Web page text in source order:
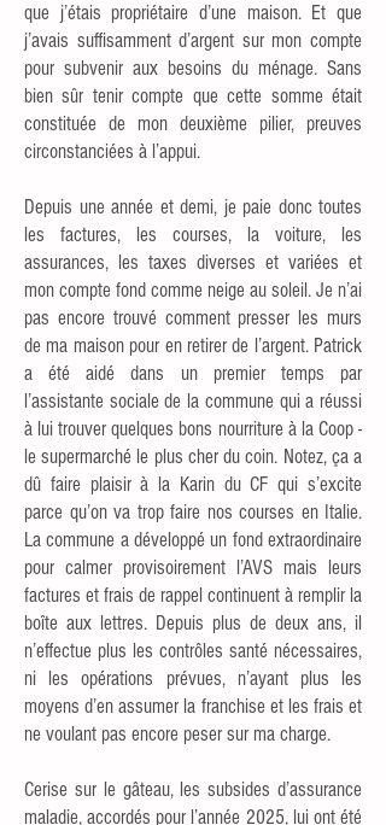
que j’étais propriétaire d’une maison. Et que
j’avais suffisamment d’argent sur mon compte
pour subvenir aux besoins du ménage. Sans
bien sûr tenir compte que cette somme était
constituée de mon deuxième pilier, preuves
circonstanciées à l’appui.
Depuis une année et demi, je paie donc toutes
les factures, les courses, la voiture, les
assurances, les taxes diverses et variées et
mon compte fond comme neige au soleil. Je n’ai
pas encore trouvé comment presser les murs
de ma maison pour en retirer de l’argent. Patrick
a été aidé dans un premier temps par
l’assistante sociale de la commune qui a réussi
à lui trouver quelques bons nourriture à la Coop -
le supermarché le plus cher du coin. Notez, ça a
dû faire plaisir à la Karin du CF qui s’excite
parce qu’on va trop faire nos courses en Italie.
La commune a développé un fond extraordinaire
pour calmer provisoirement l’AVS mais leurs
factures et frais de rappel continuent à remplir la
boîte aux lettres. Depuis plus de deux ans, il
n’effectue plus les contrôles santé nécessaires,
ni les opérations prévues, n’ayant plus les
moyens d’en assumer la franchise et les frais et
ne voulant pas encore peser sur ma charge.
Cerise sur le gâteau, les subsides d’assurance
maladie, accordés pour l’année 2025, lui ont été